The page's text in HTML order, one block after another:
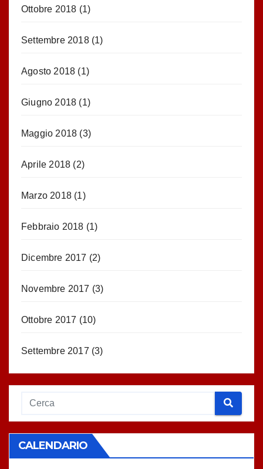
Ottobre 2018 (1)
Settembre 2018(1)
Agosto 2018 (1)
Giugno 2018 (1)
Maggio 2018 (3)
Aprile 2018 (2)
Marzo 2018 (1)
Febbraio 2018 (1)
Dicembre 2017 (2)
Novembre 2017 (3)
Ottobre 2017 (10)
Settembre 2017 (3)
CALENDARIO